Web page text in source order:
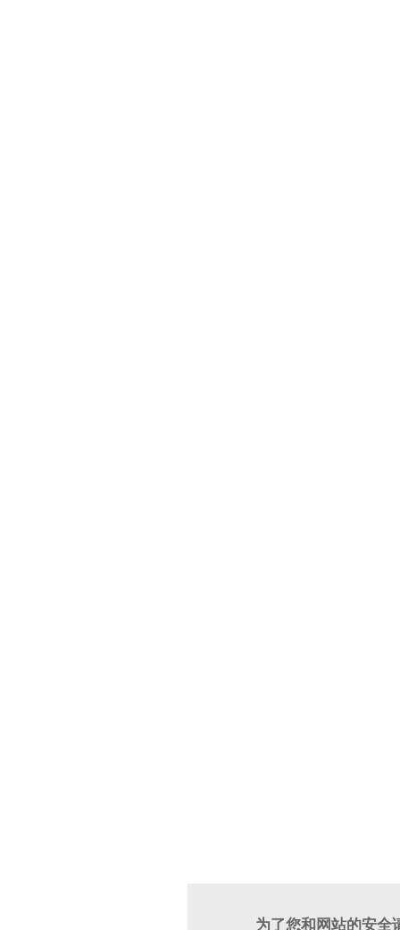
为了您和网站的安全